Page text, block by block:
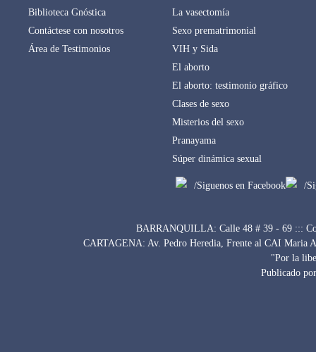
Biblioteca Gnóstica
Contáctese con nosotros
Área de Testimonios
La vasectomía
Sexo prematrimonial
VIH y Sida
El aborto
El aborto: testimonio gráfico
Clases de sexo
Misterios del sexo
Pranayama
Súper dinámica sexual
/Siguenos en Facebook /
BARRANQUILLA: Calle 48 # 39 - 69 :::
CARTAGENA: Av. Pedro Heredia, Frente al CAI Maria
"Por la
Publicado